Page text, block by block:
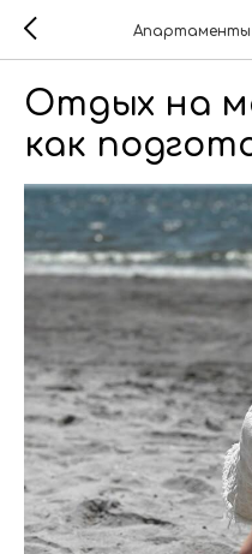
Апартаменты
Отдых на
как